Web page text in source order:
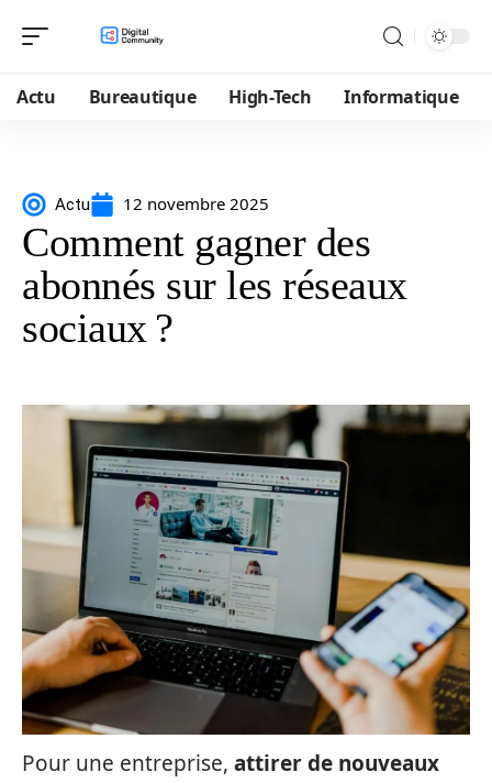
Actu Bureautique High-Tech Informatique
Actu 12 novembre 2025
Comment gagner des
abonnés sur les réseaux
sociaux ?
Pour une entreprise, attirer de nouveaux